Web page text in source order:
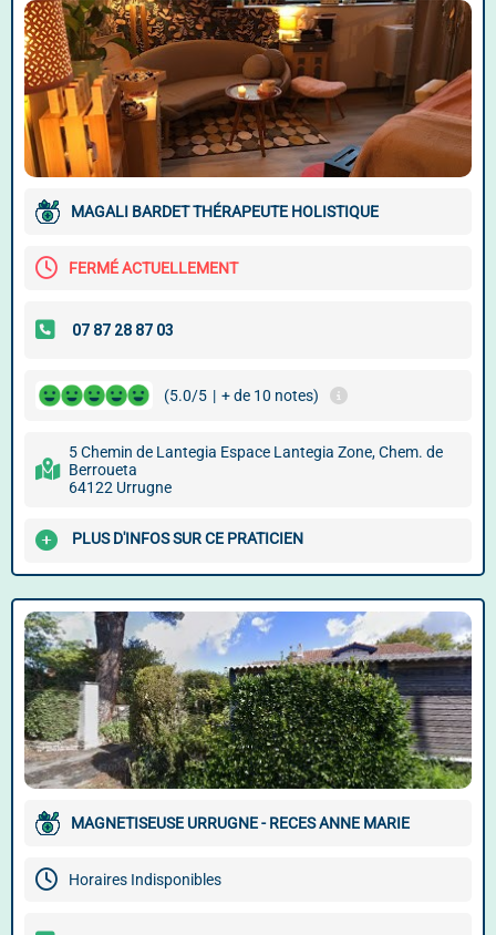
MAGALI BARDET THÉRAPEUTE HOLISTIQUE
FERMÉ ACTUELLEMENT
(5.0/5 | + de 10 notes)
5 Chemin de Lantegia Espace Lantegia Zone, Chem. de
Berroueta
64122 Urrugne
PLUS D'INFOS SUR CE PRATICIEN
MAGNETISEUSE URRUGNE - RECES ANNE MARIE
Horaires Indisponibles